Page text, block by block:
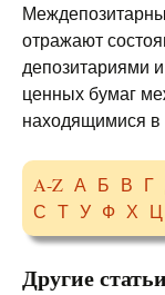
отражают
депозитариями
ценных бумаг
находящимися в
A-Z А Б В Г
С Т У Ф Х Ц
Другие